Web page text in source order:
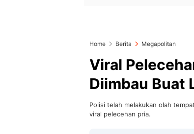
Home Berita Megapolitan
Viral
Diimbau Buat
Polisi telah melakukan olah
viral pelecehan pria.